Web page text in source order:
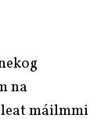
na
leat máilmmi